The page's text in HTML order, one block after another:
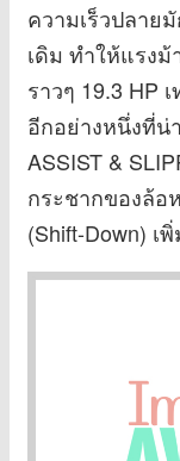
ความเร็วปลาย
เดิม ทำให้แรงม้
ราวๆ 19.3 HP
อีกอย่างหนึ่งที่น่
ASSIST &
กระชากของล้อ
(Shift-Down) เ